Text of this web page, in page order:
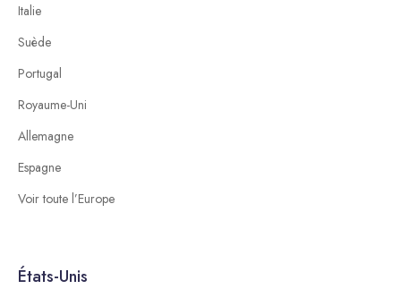
Italie
Suède
Portugal
Royaume-Uni
Allemagne
Espagne
Voir toute l’Europe
États-Unis